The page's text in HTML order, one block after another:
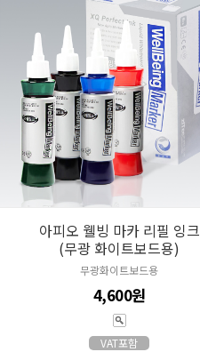
아피오 웰빙 마카 리필 잉크
(무광 화이트보드용)
무광화이트보드용
4,600원
VAT포함